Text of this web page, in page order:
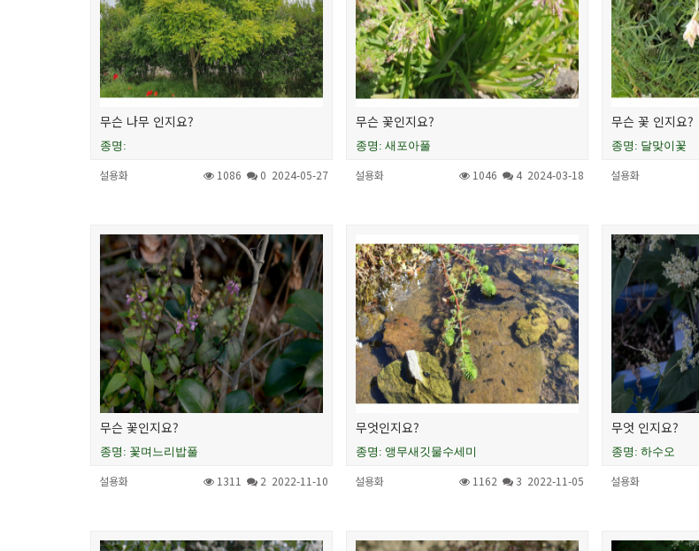
무슨 나무 인지요?
종명:
설용화 1086 0 2024-05-27
무슨 꽃인지요?
종명: 새포아풀
설용화 1046 4 2024-03-18
무슨 꽃 인지요?
종명: 달맞이꽃
설용화
무슨 꽃인지요?
종명: 꽃며느리밥풀
설용화 1311 2 2022-11-10
무엇인지요?
종명: 앵무새깃물수세미
설용화 1162 3 2022-11-05
무엇 인지요?
종명: 하수오
설용화